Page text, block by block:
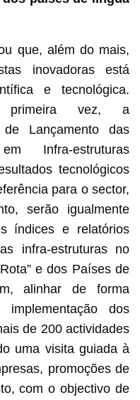
que, além do mais,
inovadoras está
e tecnológica.
primeira vez, a
de Lançamento das
Infra-estruturas
tecnológicos
para o sector,
serão igualmente
índices e relatórios
infra-estruturas no
e dos Países de
alinhar de forma
dos
de 200 actividades
uma visita guiada à
promoções de
com o objectivo de